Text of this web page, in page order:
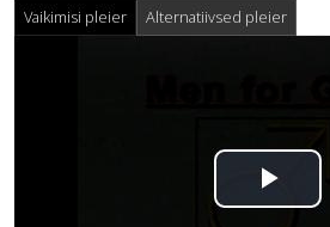
Vaikimisi pleier Alternatiivsed pleier
Esita